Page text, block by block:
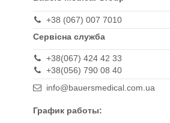
+38 (067) 007 7010
Сервісна служба
+38(067) 424 42 33
+38(056) 790 08 40
info@bauersmedical.com.ua
График работы: